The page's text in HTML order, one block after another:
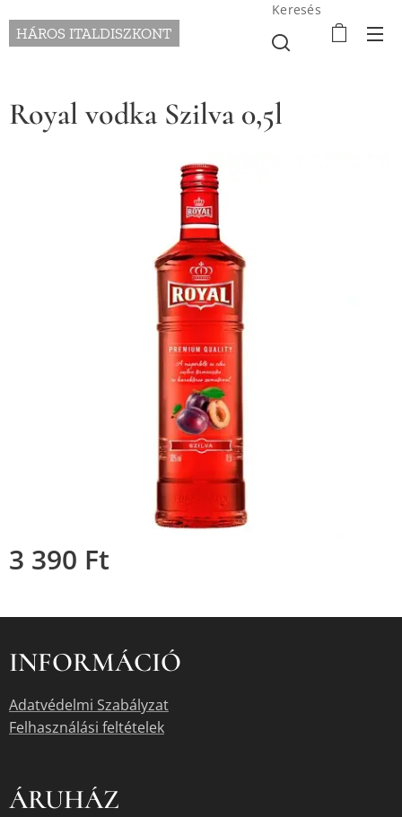
HÁROS ITALDISZKONT
Keresés
Royal vodka Szilva 0,5l
3 390 Ft
INFORMÁCIÓ
Adatvédelmi Szabályzat
Felhasználási feltételek
ÁRUHÁZ